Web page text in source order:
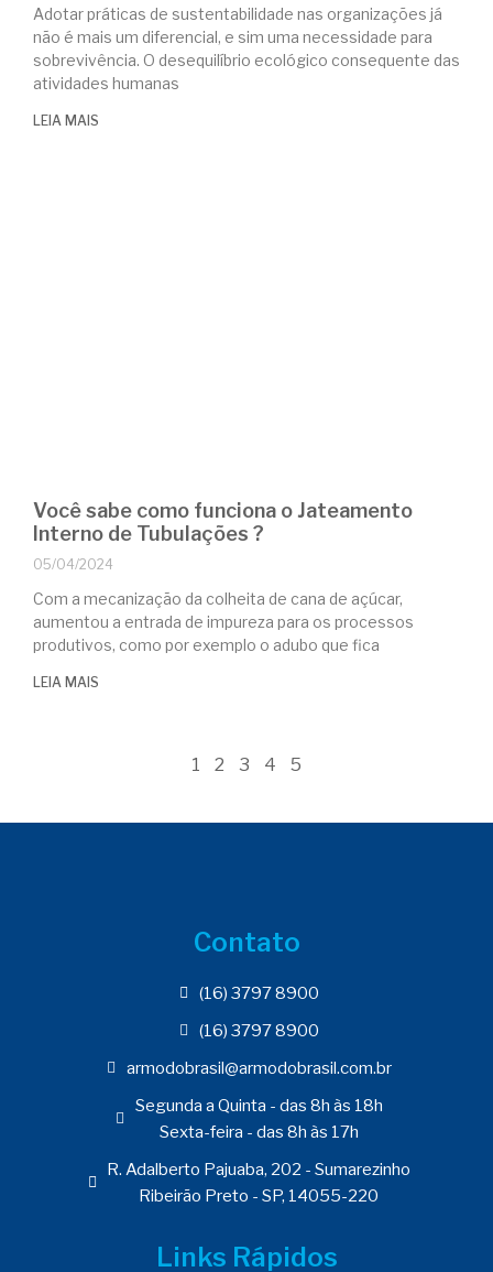
Adotar práticas de sustentabilidade nas organizações já
não é mais um diferencial, e sim uma necessidade para
sobrevivência. O desequilíbrio ecológico consequente das
atividades humanas
LEIA MAIS
Você sabe como funciona o Jateamento
Interno de Tubulações ?
05/04/2024
Com a mecanização da colheita de cana de açúcar,
aumentou a entrada de impureza para os processos
produtivos, como por exemplo o adubo que fica
LEIA MAIS
1 2 3 4 5
Contato
(16) 3797 8900
(16) 3797 8900
armodobrasil@armodobrasil.com.br
Segunda a Quinta - das 8h às 18h
Sexta-feira - das 8h às 17h
R. Adalberto Pajuaba, 202 - Sumarezinho
Ribeirão Preto - SP, 14055-220
Links Rápidos